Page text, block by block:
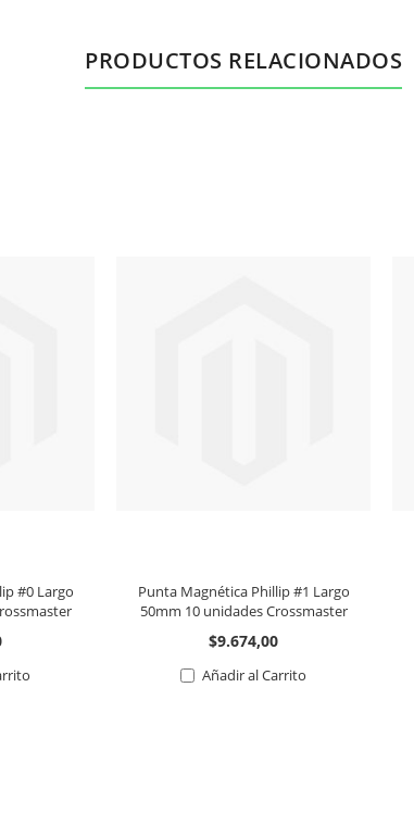
PRODUCTOS RELACIONADOS
#0 Largo
Punta Magnética Phillip #1 Largo
50mm 10 unidades Crossmaster
$9.674,00
Añadir al Carrito